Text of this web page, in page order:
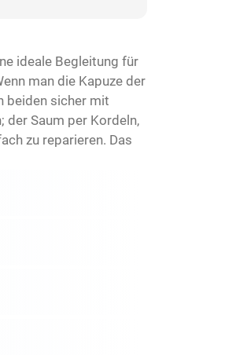
ideale Begleitung für
man die Kapuze der
beiden sicher mit
der Saum per Kordeln,
zu reparieren. Das